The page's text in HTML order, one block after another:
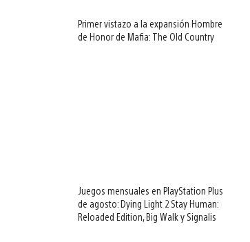
Primer vistazo a la expansión Hombre
de Honor de Mafia: The Old Country
Juegos mensuales en PlayStation Plus
de agosto: Dying Light 2 Stay Human:
Reloaded Edition, Big Walk y Signalis